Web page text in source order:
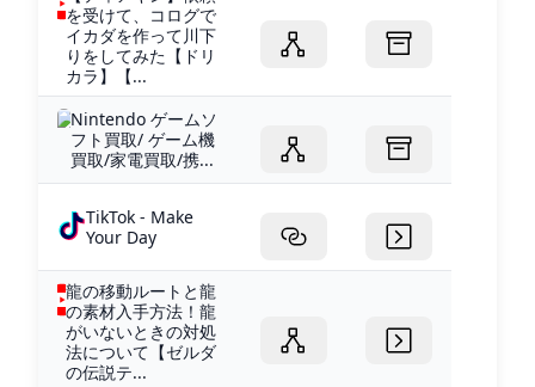
を受けて、コログで
イカダを作って川下
りをしてみた【ドリ
カラ】【...
Nintendo ゲームソ
フト買取/ ゲーム機
買取/家電買取/携...
TikTok - Make
Your Day
龍の移動ルートと龍
の素材入手方法！龍
がいないときの対処
法について【ゼルダ
の伝説テ...